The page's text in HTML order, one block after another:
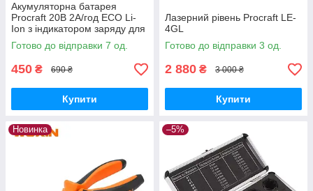
Акумуляторна батарея
Procraft 20В 2А/год ECO Li-
Ion з індикатором заряду для
інструментів лінійки
Прокрафт 20В
Готово до відправки 7 од.
450 ₴ 690 ₴
Купити
Лазерний рівень Procraft LE-
4GL
Готово до відправки 3 од.
2 880 ₴ 3 000 ₴
Купити
Новинка –5%